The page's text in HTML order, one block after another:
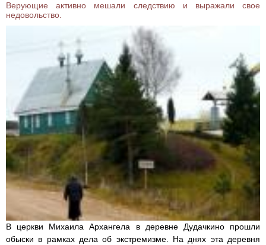
Верующие активно мешали следствию и выражали свое
недовольство.
В церкви Михаила Архангела в деревне Дудачкино прошли
обыски в рамках дела об экстремизме. На днях эта деревня